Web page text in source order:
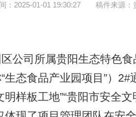
：2025-01-01 19:30:27 稿件来源：
司所属贵阳生态特色食
生态食品产业园项目”）
明样板工地”“贵阳市安全